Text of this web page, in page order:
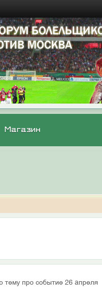
Магазин
тему про событие 26 апреля